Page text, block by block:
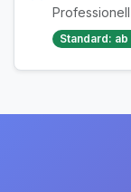
Standard: ab